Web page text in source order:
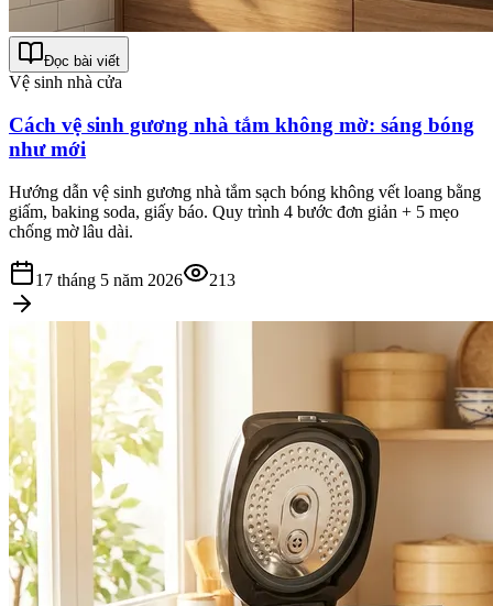
Đọc bài viết
Vệ sinh nhà cửa
Cách vệ sinh gương nhà tắm không mờ: sáng bóng
như mới
Hướng dẫn vệ sinh gương nhà tắm sạch bóng không vết loang bằng
giấm, baking soda, giấy báo. Quy trình 4 bước đơn giản + 5 mẹo
chống mờ lâu dài.
17 tháng 5 năm 2026 213